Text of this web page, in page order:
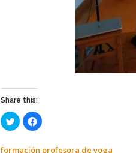
Share this:
Haz
clic
para
en
Haz
clic
en
formación profesora de yoga